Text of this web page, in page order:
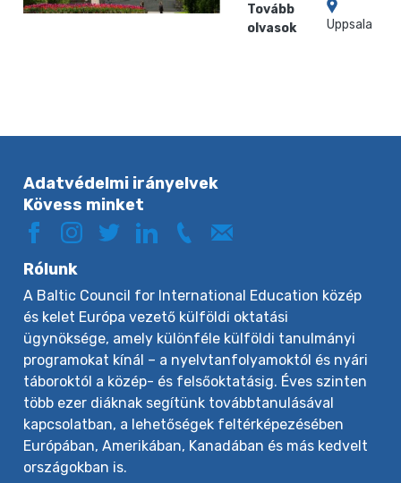
Tovább
olvasok
Uppsala
Adatvédelmi irányelvek
Kövess minket
Rólunk
A Baltic Council for International Education közép
és kelet Európa vezető külföldi oktatási
ügynöksége, amely különféle külföldi tanulmányi
programokat kínál – a nyelvtanfolyamoktól és nyári
táboroktól a közép- és felsőoktatásig. Éves szinten
több ezer diáknak segítünk továbbtanulásával
kapcsolatban, a lehetőségek feltérképezésében
Európában, Amerikában, Kanadában és más kedvelt
országokban is.